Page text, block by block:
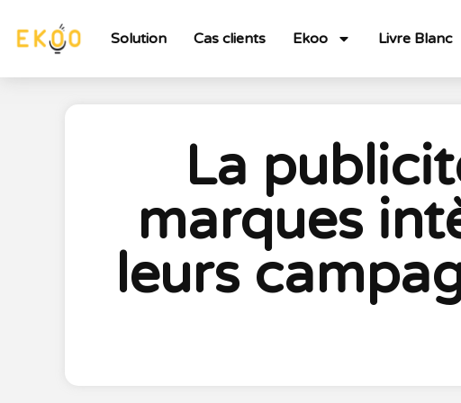
Solution Cas clients Ekoo Livre Blanc
La
marques
leurs